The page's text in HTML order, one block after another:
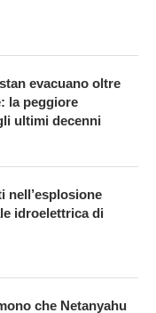
evacuano oltre
la peggiore
ultimi decenni
nell’esplosione
idroelettrica di
che Netanyahu